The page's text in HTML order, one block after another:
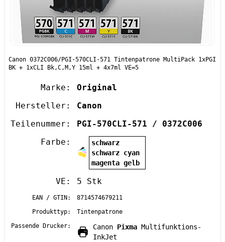
Canon 0372C006/PGI-570CLI-571 Tintenpatrone MultiPack 1xPGI
BK + 1xCLI Bk,C,M,Y 15ml + 4x7ml VE=5
Marke:
Original
Hersteller:
Canon
Teilenummer:
PGI-570CLI-571 / 0372C006
Farbe:
schwarz
schwarz cyan
magenta gelb
VE: 5 Stk
EAN / GTIN:
8714574679211
Produkttyp:
Tintenpatrone
Passende Drucker:
Canon Pixma Multifunktions-
InkJet